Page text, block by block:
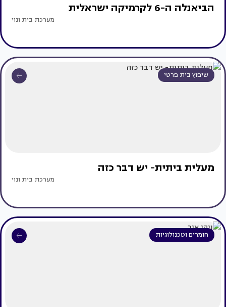
הביאנלה ה-6 לקרמיקה ישראלית
מערכת בית ונוי
שיפוץ בית פרטי
מעלית ביתית- יש דבר כזה
מערכת בית ונוי
חומרים וטכנולוגיות